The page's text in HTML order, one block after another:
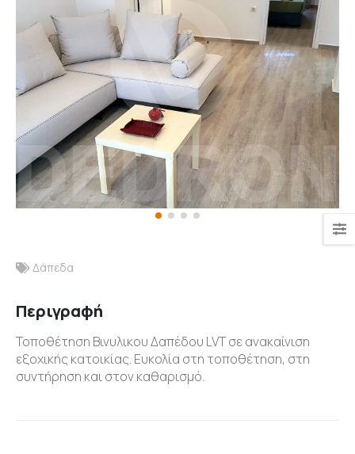
Δάπεδα
Περιγραφή
Τοποθέτηση Βινυλικου Δαπέδου LVT σε ανακαίνιση
εξοχικής κατοικίας. Ευκολία στη τοποθέτηση, στη
συντήρηση και στον καθαρισμό.